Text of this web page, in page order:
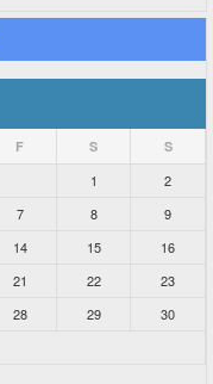
F S S
1
2
7 8
9
14 15
16
21 22
23
28 29
30